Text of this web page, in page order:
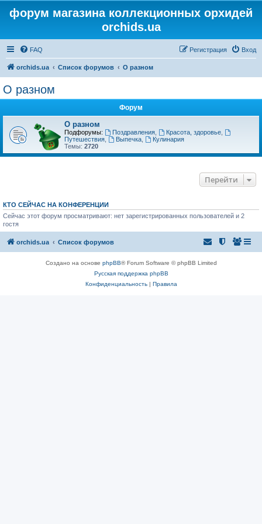
форум магазина коллекционных орхидей
orchids.ua
FAQ Вход
Регистрация
orchids.ua Список форумов О разном
О разном
Форум
О разном
Подфорумы: Поздравления, Красота, здоровье,
Путешествия
Выпечка,
Кулинария
Темы: 2720
Перейти
КТО СЕЙЧАС НА КОНФЕРЕНЦИИ
Сейчас этот форум просматривают: нет зарегистрированных пользователей и 2
гостя
orchids.ua Список форумов
Создано на основе phpBB® Forum Software © phpBB Limited
Русская поддержка phpBB
Конфиденциальность| Правила